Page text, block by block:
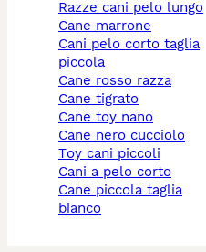
razze cani pelo lungo
cane marrone
cani pelo corto taglia
piccola
cane rosso razza
cane tigrato
cane toy nano
cane nero cucciolo
toy cani piccoli
cani a pelo corto
cane piccola taglia
bianco